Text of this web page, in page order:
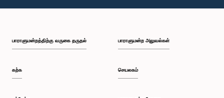
பாராளுமன்றத்திற்கு வருகை தருதல்
கற்க
பாராளுமன்ற அலுவல்கள்
செயலகம்